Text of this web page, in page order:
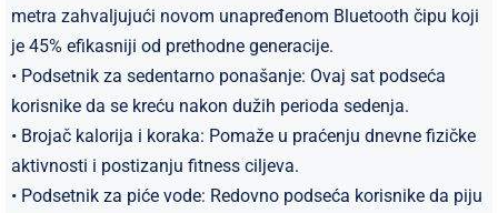
metra zahvaljujući novom unapređenom Bluetooth čipu koji
je 45% efikasniji od prethodne generacije.
• Podsetnik za sedentarno ponašanje: Ovaj sat podseća
korisnike da se kreću nakon dužih perioda sedenja.
• Brojač kalorija i koraka: Pomaže u praćenju dnevne fizičke
aktivnosti i postizanju fitness ciljeva.
• Podsetnik za piće vode: Redovno podseća korisnike da piju